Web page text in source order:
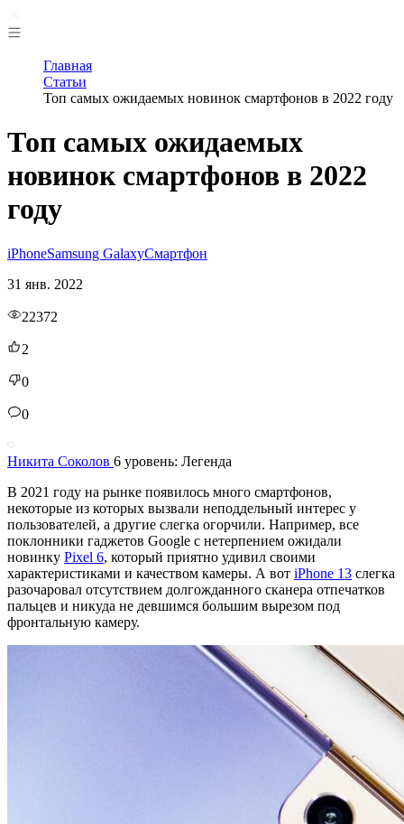
Главная
Статьи
Топ самых ожидаемых новинок смартфонов в 2022 году
Топ самых ожидаемых
новинок смартфонов в 2022
году
iPhoneSamsung GalaxyСмартфон
31 янв. 2022
22372
2
0
0
Никита Соколов 6 уровень: Легенда
В 2021 году на рынке появилось много смартфонов,
некоторые из которых вызвали неподдельный интерес у
пользователей, а другие слегка огорчили. Например, все
поклонники гаджетов Google с нетерпением ожидали
новинку Pixel 6, который приятно удивил своими
характеристиками и качеством камеры. А вот iPhone 13 слегка
разочаровал отсутствием долгожданного сканера отпечатков
пальцев и никуда не девшимся большим вырезом под
фронтальную камеру.